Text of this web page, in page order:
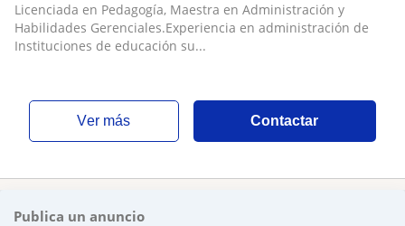
Licenciada en Pedagogía, Maestra en Administración y
Habilidades Gerenciales.Experiencia en administración de
Instituciones de educación su...
ver más Contactar
Publica un anuncio